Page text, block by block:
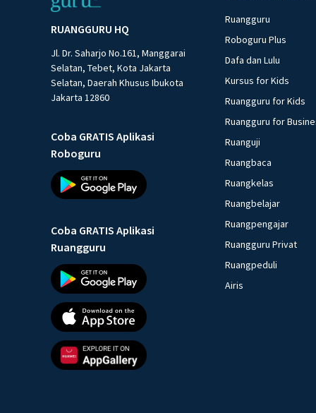
RUANGGURU HQ
Jl. Dr. Saharjo No.161, Manggarai
Selatan, Tebet, Kota Jakarta
Selatan, Daerah Khusus Ibukota
Jakarta 12860
Coba GRATIS Aplikasi
Roboguru
Coba GRATIS Aplikasi
Ruangguru
Ruangguru
Roboguru Plus
Dafa dan Lulu
Kursus for Kids
Ruangguru for Kids
Ruangguru for
Ruanguji
Ruangbaca
Ruangkelas
Ruangbelajar
Ruangpengajar
Ruangguru Privat
Ruangpeduli
Airis